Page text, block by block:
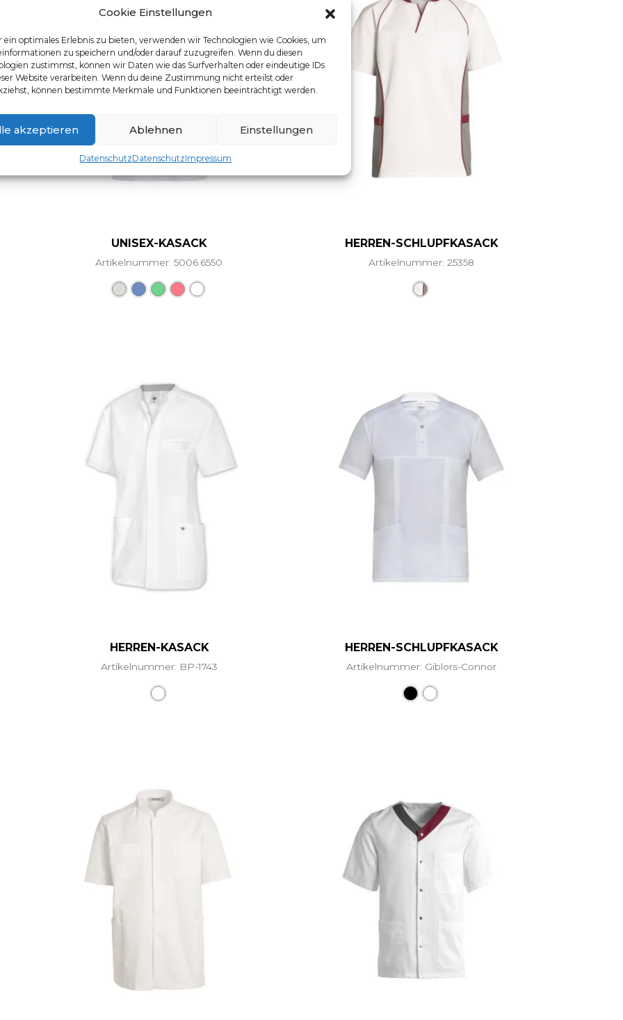
Cookie Einstellungen
ein optimales Erlebnis zu bieten, verwenden wir Technologien wie Cookies, um
zu speichern und/oder darauf zuzugreifen. Wenn du diesen
zustimmst, können wir Daten wie das Surfverhalten oder eindeutige IDs
Website verarbeiten. Wenn du deine Zustimmung nicht erteilst oder
können bestimmte Merkmale und Funktionen beeinträchtigt werden.
akzeptieren Ablehnen Einstellungen
DatenschutzDatenschutzImpressum
UNISEX-KASACK
Artikelnummer: 5006.6550
HERREN-SCHLUPFKASACK
Artikelnummer: 25358
HERREN-KASACK
Artikelnummer: BP-1743
HERREN-SCHLUPFKASACK
Artikelnummer: Giblors-Connor